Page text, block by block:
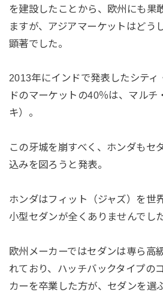
を建設したことから、欧州にも果
ますが、アジアマーケットはどう
顕著でした。
2013年にインドで発表したシティ
ドのマーケットの40％は、マルチ
キ）。
この牙城を崩すべく、ホンダもセ
込みを図ろうと発表。
ホンダはフィット（ジャズ）を世
小型セダンが全くありませんでした
欧州メーカーではセダンは専ら高
れており、ハッチバックタイプの
カーを卒業した方が、セダンを